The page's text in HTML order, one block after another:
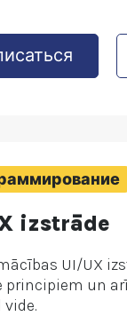
izstrāde
UI/UX
principiem un